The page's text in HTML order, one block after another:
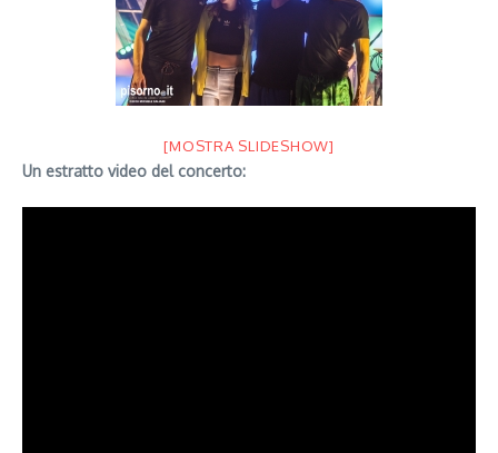
[MOSTRA SLIDESHOW]
Un estratto video del concerto: